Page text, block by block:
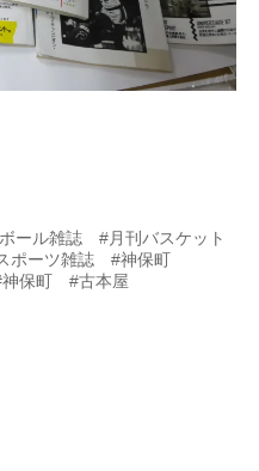
ール雑誌 #月刊バスケット
ーツ雑誌 #神保町
神保町 #古本屋